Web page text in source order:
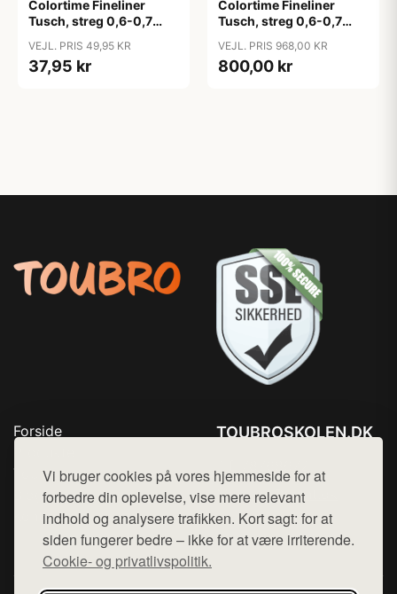
Vi bruger cookies på vores hjemmeside for at
forbedre din oplevelse, vise mere relevant
indhold og analysere trafikken. Kort sagt: for at
siden fungerer bedre – ikke for at være irriterende.
Cookie- og privatlivspolitik.
Colortime Fineliner
Tusch, streg 0,6-0,7
pk.
VEJL. PRIS 49,95 KR
37,95 kr
Colortime Fineliner
Tusch, streg 0,6-0,7
pk.
VEJL. PRIS 968,00 KR
800,00 kr
Forside
Top Rabatter
Blog
Kontakt
TOUBROSKOLEN.DK
Mail: hej@want.dk
Cookie- og privatlivspolitik